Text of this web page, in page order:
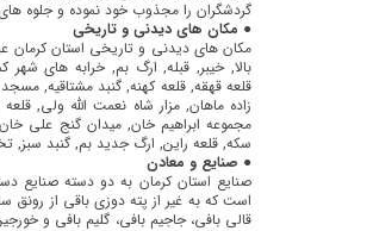
گردشگران را مجذوب خود نموده و جلوه
● مکان های دیدنی و تاریخی
مكان های دیدنی و تاریخی استان كرمان
بالا, خیبر, قبله, ارگ بم, خرابه های شهر
قلعه قهقه, قلعه كهنه, گنبد مشتاقیه,
زاده ماهان, مزار شاه نعمت الله ولی,
مجموعه ابراهیم خان, میدان گنج علی
سكه, قلعه راین, ارگ جدید بم, گنبد سبز,
● صنایع و معادن
صنایع استان کرمان به دو دسته صنایع
است كه به غیر از پته دوزی باقی از رونق
قالی بافی، جاجیم بافی، گلیم بافی و